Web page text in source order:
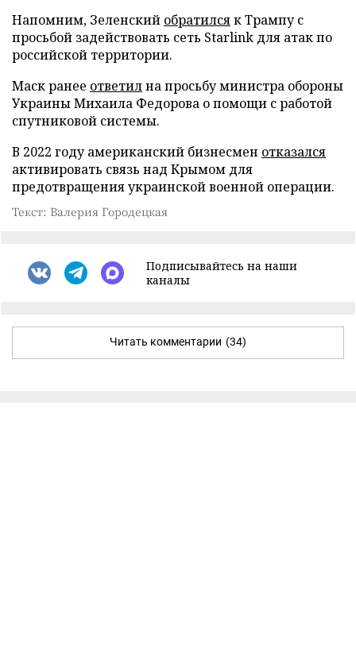
Напомним, Зеленский обратилсяк Трампу с
просьбой задействовать сеть Starlink для атак по
российской территории.
Маск ранее ответилна просьбу министра обороны
Украины Михаила Федорова о помощи с работой
спутниковой системы.
В 2022 году американский бизнесмен отказался
активировать связь над Крымом для
предотвращения украинской военной операции.
Текст: Валерия Городецкая
Подписывайтесь на наши
каналы
Читать комментарии (34)